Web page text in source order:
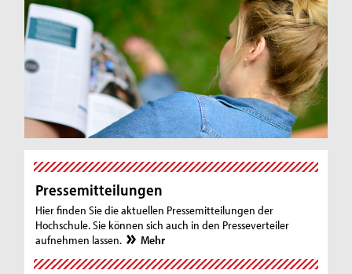
n
b
Pressemitteilungen
Hier finden Sie die aktuellen Pressemitteilungen der
Hochschule. Sie können sich auch in den Presseverteiler
aufnehmen lassen.
Mehr